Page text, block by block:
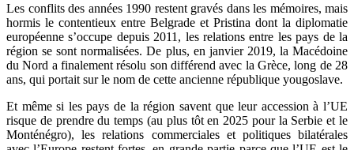
Les conflits des années 1990 restent gravés dans les mémoires, mais
hormis le contentieux entre Belgrade et Pristina dont la diplomatie
européenne s’occupe depuis 2011, les relations entre les pays de la
région se sont normalisées. De plus, en janvier 2019, la Macédoine
du Nord a finalement résolu son différend avec la Grèce, long de 28
ans, qui portait sur le nom de cette ancienne république yougoslave.
Et même si les pays de la région savent que leur accession à l’UE
risque de prendre du temps (au plus tôt en 2025 pour la Serbie et le
Monténégro), les relations commerciales et politiques bilatérales